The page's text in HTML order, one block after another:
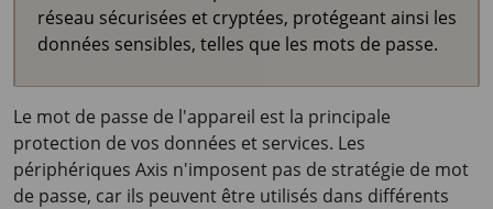
réseau sécurisées et cryptées, protégeant ainsi les
données sensibles, telles que les mots de passe.
Le mot de passe de l'appareil est la principale
protection de vos données et services. Les
périphériques Axis n'imposent pas de stratégie de mot
de passe, car ils peuvent être utilisés dans différents